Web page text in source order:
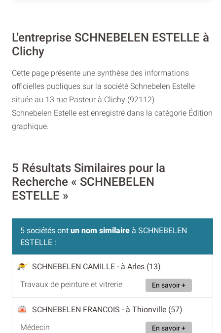
L'entreprise SCHNEBELEN ESTELLE à
Clichy
Cette page présente une synthèse des informations
officielles publiques sur la société Schnebelen Estelle
située au 13 rue Pasteur à Clichy (92112).
Schnebelen Estelle est enregistré dans la catégorie Édition
graphique.
5 Résultats Similaires pour la
Recherche « SCHNEBELEN
ESTELLE »
5 sociétés ont un nom similaire à SCHNEBELEN
ESTELLE :
SCHNEBELEN CAMILLE - à Arles (13)
Travaux de peinture et vitrerie
En savoir +
SCHNEBELEN FRANCOIS - à Thionville (57)
Médecin
En savoir +